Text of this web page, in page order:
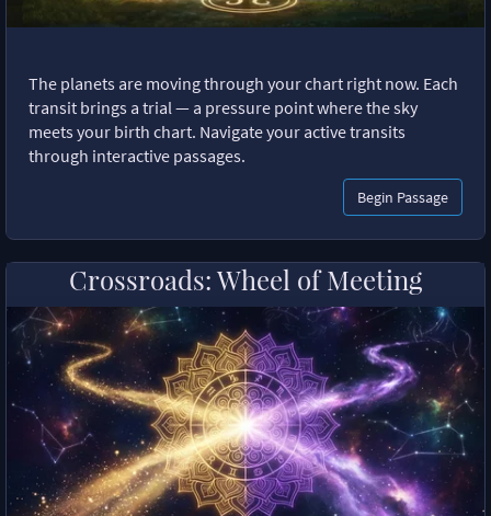
The planets are moving through your chart right now. Each
transit brings a trial — a pressure point where the sky
meets your birth chart. Navigate your active transits
through interactive passages.
Begin Passage
Crossroads: Wheel of Meeting